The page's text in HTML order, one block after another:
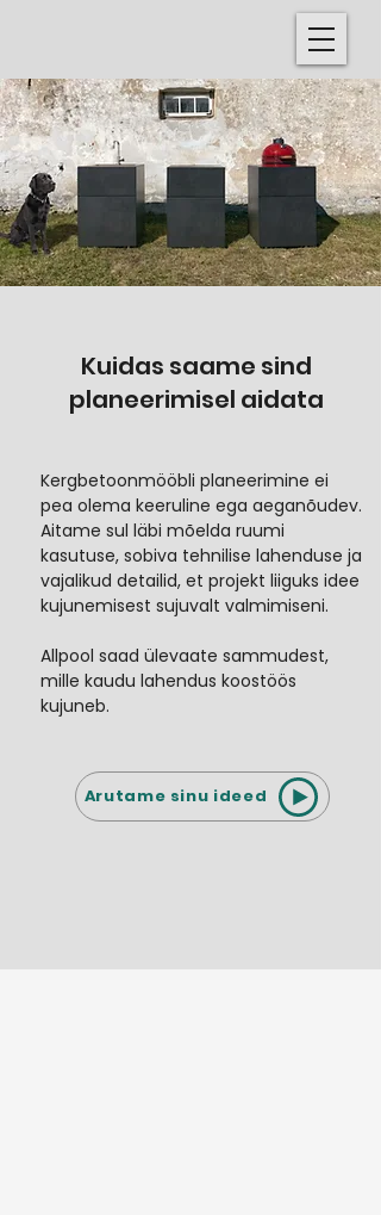
Kuidas saame sind
planeerimisel aidata
Kergbetoonmööbli planeerimine ei
pea olema keeruline ega aeganõudev.
Aitame sul läbi mõelda ruumi
kasutuse, sobiva tehnilise lahenduse ja
vajalikud detailid, et projekt liiguks idee
kujunemisest sujuvalt valmimiseni.
Allpool saad ülevaate sammudest,
mille kaudu lahendus koostöös
kujuneb.
Arutame sinu ideed